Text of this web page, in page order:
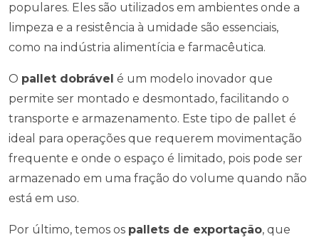
populares. Eles são utilizados em ambientes onde a
limpeza e a resistência à umidade são essenciais,
como na indústria alimentícia e farmacêutica.
O pallet dobrável é um modelo inovador que
permite ser montado e desmontado, facilitando o
transporte e armazenamento. Este tipo de pallet é
ideal para operações que requerem movimentação
frequente e onde o espaço é limitado, pois pode ser
armazenado em uma fração do volume quando não
está em uso.
Por último, temos os pallets de exportação, que